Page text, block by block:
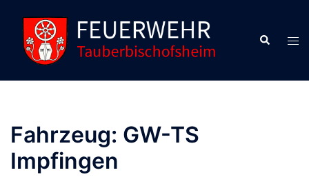
Fahrzeug: GW-TS
Impfingen